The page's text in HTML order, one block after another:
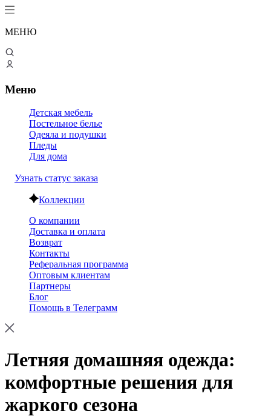
МЕНЮ
Меню
Детская мебель
Постельное белье
Одеяла и подушки
Пледы
Для дома
Узнать статус заказа
Коллекции
О компании
Доставка и оплата
Возврат
Контакты
Реферальная программа
Оптовым клиентам
Партнеры
Блог
Помощь в Телеграмм
Летняя домашняя одежда:
комфортные решения для
жаркого сезона